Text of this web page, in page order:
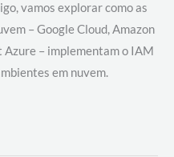
vamos explorar como as
– Google Cloud, Amazon
– implementam o IAM
em nuvem.